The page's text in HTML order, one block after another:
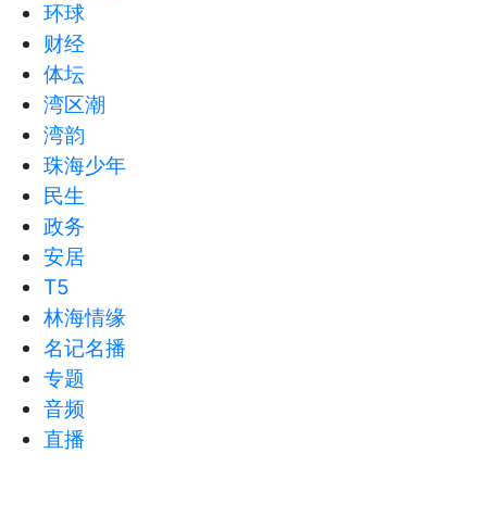
环球
财经
体坛
湾区潮
湾韵
珠海少年
民生
政务
安居
T5
林海情缘
名记名播
专题
音频
直播